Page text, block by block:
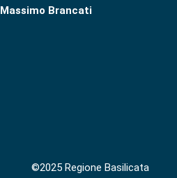
Massimo Brancati
©2025 Regione Basilicata